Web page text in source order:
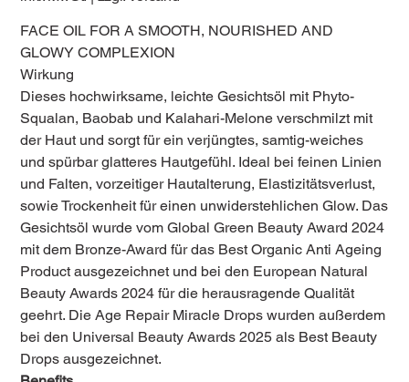
FACE OIL FOR A SMOOTH, NOURISHED AND
GLOWY COMPLEXION
Wirkung
Dieses hochwirksame, leichte Gesichtsöl mit Phyto-
Squalan, Baobab und Kalahari-Melone verschmilzt mit
der Haut und sorgt für ein verjüngtes, samtig-weiches
und spürbar glatteres Hautgefühl. Ideal bei feinen Linien
und Falten, vorzeitiger Hautalterung, Elastizitätsverlust,
sowie Trockenheit für einen unwiderstehlichen Glow. Das
Gesichtsöl wurde vom Global Green Beauty Award 2024
mit dem Bronze-Award für das Best Organic Anti Ageing
Product ausgezeichnet und bei den European Natural
Beauty Awards 2024 für die herausragende Qualität
geehrt. Die Age Repair Miracle Drops wurden außerdem
bei den Universal Beauty Awards 2025 als Best Beauty
Drops ausgezeichnet.